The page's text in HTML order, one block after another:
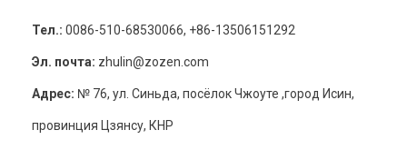
Тел.: 0086-510-68530066, +86-13506151292
Эл. почта: zhulin@zozen.com
Адрес: № 76, ул. Синьда, посёлок Чжоуте ,город Исин,
провинция Цзянсу, КНР